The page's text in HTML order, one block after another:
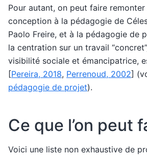
Pour autant, on peut faire
conception à la pédagogie de
Paolo Freire, et à la pédagogie de
la centration sur un travail
visibilité sociale et émancipatrice,
[Pereira, 2018, Perrenoud, 2002]
pédagogie de projet).
Ce que l’on peut
Voici une liste non exhaustive de